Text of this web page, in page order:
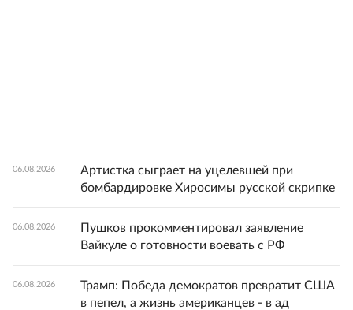
06.08.2026
Артистка сыграет на уцелевшей при
бомбардировке Хиросимы русской скрипке
06.08.2026
Пушков прокомментировал заявление
Вайкуле о готовности воевать с РФ
06.08.2026
Трамп: Победа демократов превратит США
в пепел, а жизнь американцев - в ад